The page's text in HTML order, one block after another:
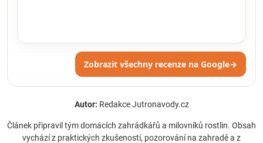
Zobrazit všechny recenze na Google→
Autor: Redakce Jutronavody.cz
Článek připravil tým domácích zahrádkářů a milovníků rostlin. Obsah
vychází z praktických zkušeností, pozorování na zahradě a z